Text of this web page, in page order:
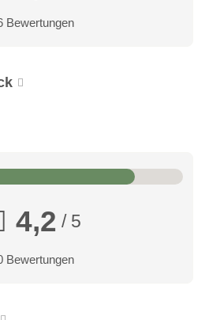
mit Doppelbett, TV,
Telefon
Link
Bewertungen
4,2 / 5
Bewertungen